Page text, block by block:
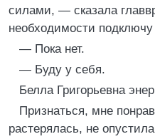
силами, — сказала
необходимости
— Пока нет.
— Буду у себя.
Белла Григорьевна
Признаться, мне
растерялась, не